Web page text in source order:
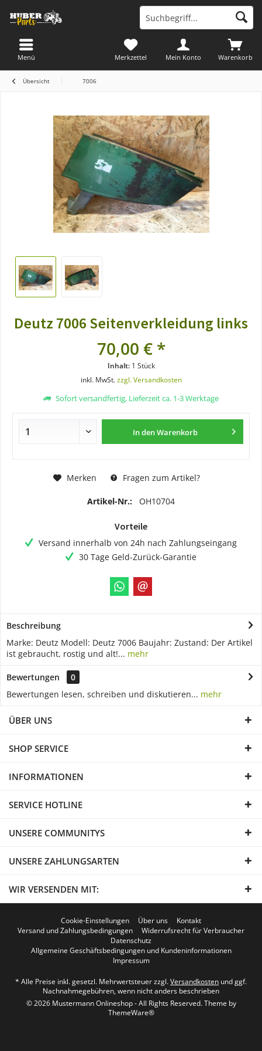
Warenkorb
Merkzettel Mein Konto
Menü
Übersicht 7006
Deutz 7006 Seitenverkleidung links
70,00 € *
Inhalt: 1 Stück
inkl. MwSt.zzgl. Versandkosten
Sofort versandfertig, Lieferzeit ca. 1-3 Werktage
In denWarenkorb
Merken Fragen zum Artikel?
Artikel-Nr.: OH10704
Vorteile
Versand innerhalb von 24h nach Zahlungseingang
30 Tage Geld-Zurück-Garantie
Beschreibung
Marke: Deutz Modell: Deutz 7006 Baujahr: Zustand: Der Artikel
ist gebraucht, rostig und alt!... mehr
Bewertungen
0
Bewertungen lesen, schreiben und diskutieren... mehr
ÜBER UNS
SHOP SERVICE
INFORMATIONEN
SERVICE HOTLINE
UNSERE COMMUNITYS
UNSERE ZAHLUNGSARTEN
WIR VERSENDEN MIT:
Cookie-Einstellungen Über uns
Kontakt
Versand und Zahlungsbedingungen
Widerrufsrecht für Verbraucher
Datenschutz
Allgemeine Geschäftsbedingungen und Kundeninformationen
Impressum
* Alle Preise inkl. gesetzl. Mehrwertsteuer zzgl.Versandkosten und ggf.
Nachnahmegebühren, wenn nicht anders beschrieben
© 2026 Mustermann Onlineshop - All Rights Reserved. Theme by
ThemeWare®